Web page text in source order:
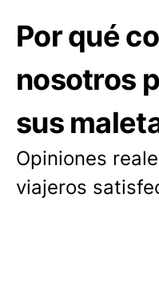
Por qué
nosotros
sus
Opiniones
viajeros